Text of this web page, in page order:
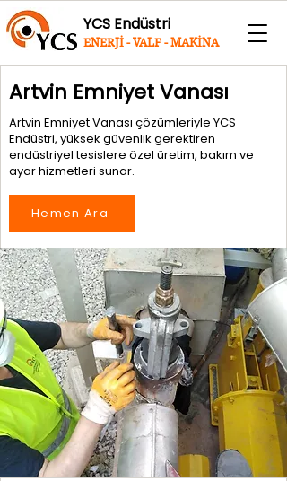
YCS Endüstri
ENERJİ - VALF - MAKİNA
Artvin Emniyet Vanası
Artvin Emniyet Vanası çözümleriyle YCS
Endüstri, yüksek güvenlik gerektiren
endüstriyel tesislere özel üretim, bakım ve
ayar hizmetleri sunar.
Hemen Ara